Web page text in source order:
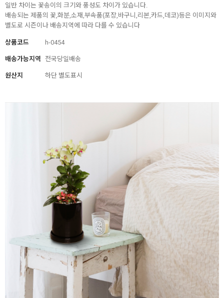
일반 차이는 꽃송이의 크기와 풍성도 차이가 있습니다.
배송되는 제품의 꽃,화분,소재,부속품(포장,바구니,리본,카드,데코)등은 이미지와
별도로 시즌이나 배송지역에 따라 다를 수 있습니다
상품코드 h-0454
배송가능지역 전국당일배송
원산지 하단 별도표시